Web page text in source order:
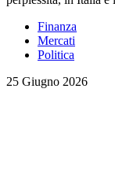
Finanza
Mercati
Politica
25 Giugno 2026